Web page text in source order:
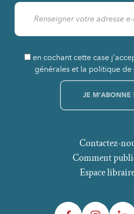
en cochant cette case
générales et la politique
Comment
Espace
Contactez-
FacebookInstagram